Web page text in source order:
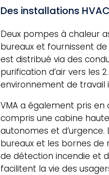
Des installations
Deux pompes à chaleur
bureaux et fournissent de
est distribué via des
purification d’air vers les
environnement de travail
VMA a également pris
compris une cabine
autonomes et
bureaux et les bornes de
de détection incendie et
facilitent la vie des